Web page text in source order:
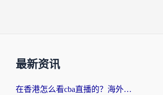
最新资讯
在香港怎么看cba直播的？海外党体育观赛终极指南：告别版权限制，畅享中文解说